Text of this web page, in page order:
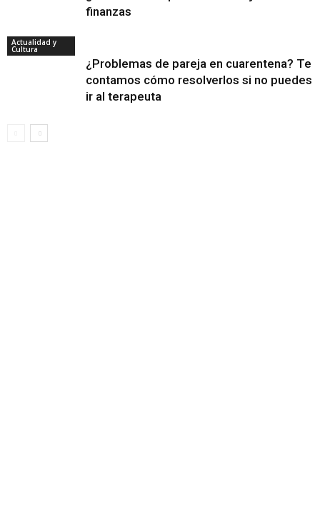
finanzas
Actualidad y
Cultura
¿Problemas de pareja en cuarentena? Te
contamos cómo resolverlos si no puedes
ir al terapeuta